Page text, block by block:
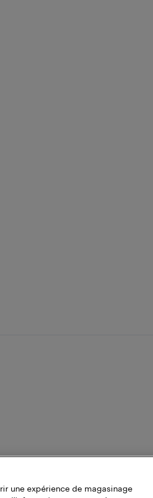
une expérience de magasinage